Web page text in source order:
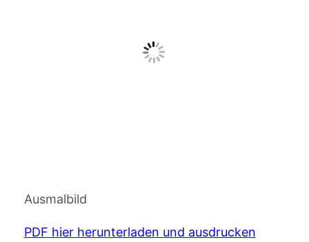
Ausmalbild
PDF hier herunterladen und ausdrucken